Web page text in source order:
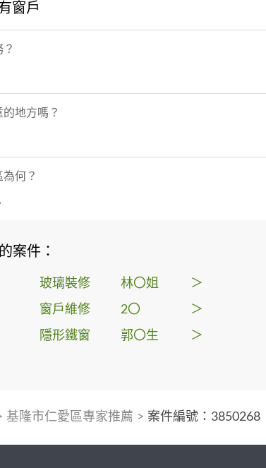
窗戶
地方嗎？
何？
案件：
玻璃裝修 林〇姐 ＞
窗戶維修 2〇 ＞
隱形鐵窗 郭〇生 ＞
基隆市仁愛區專家推薦 > 案件編號：3850268